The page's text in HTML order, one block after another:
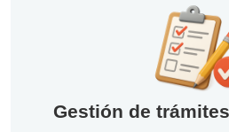
Gestión de